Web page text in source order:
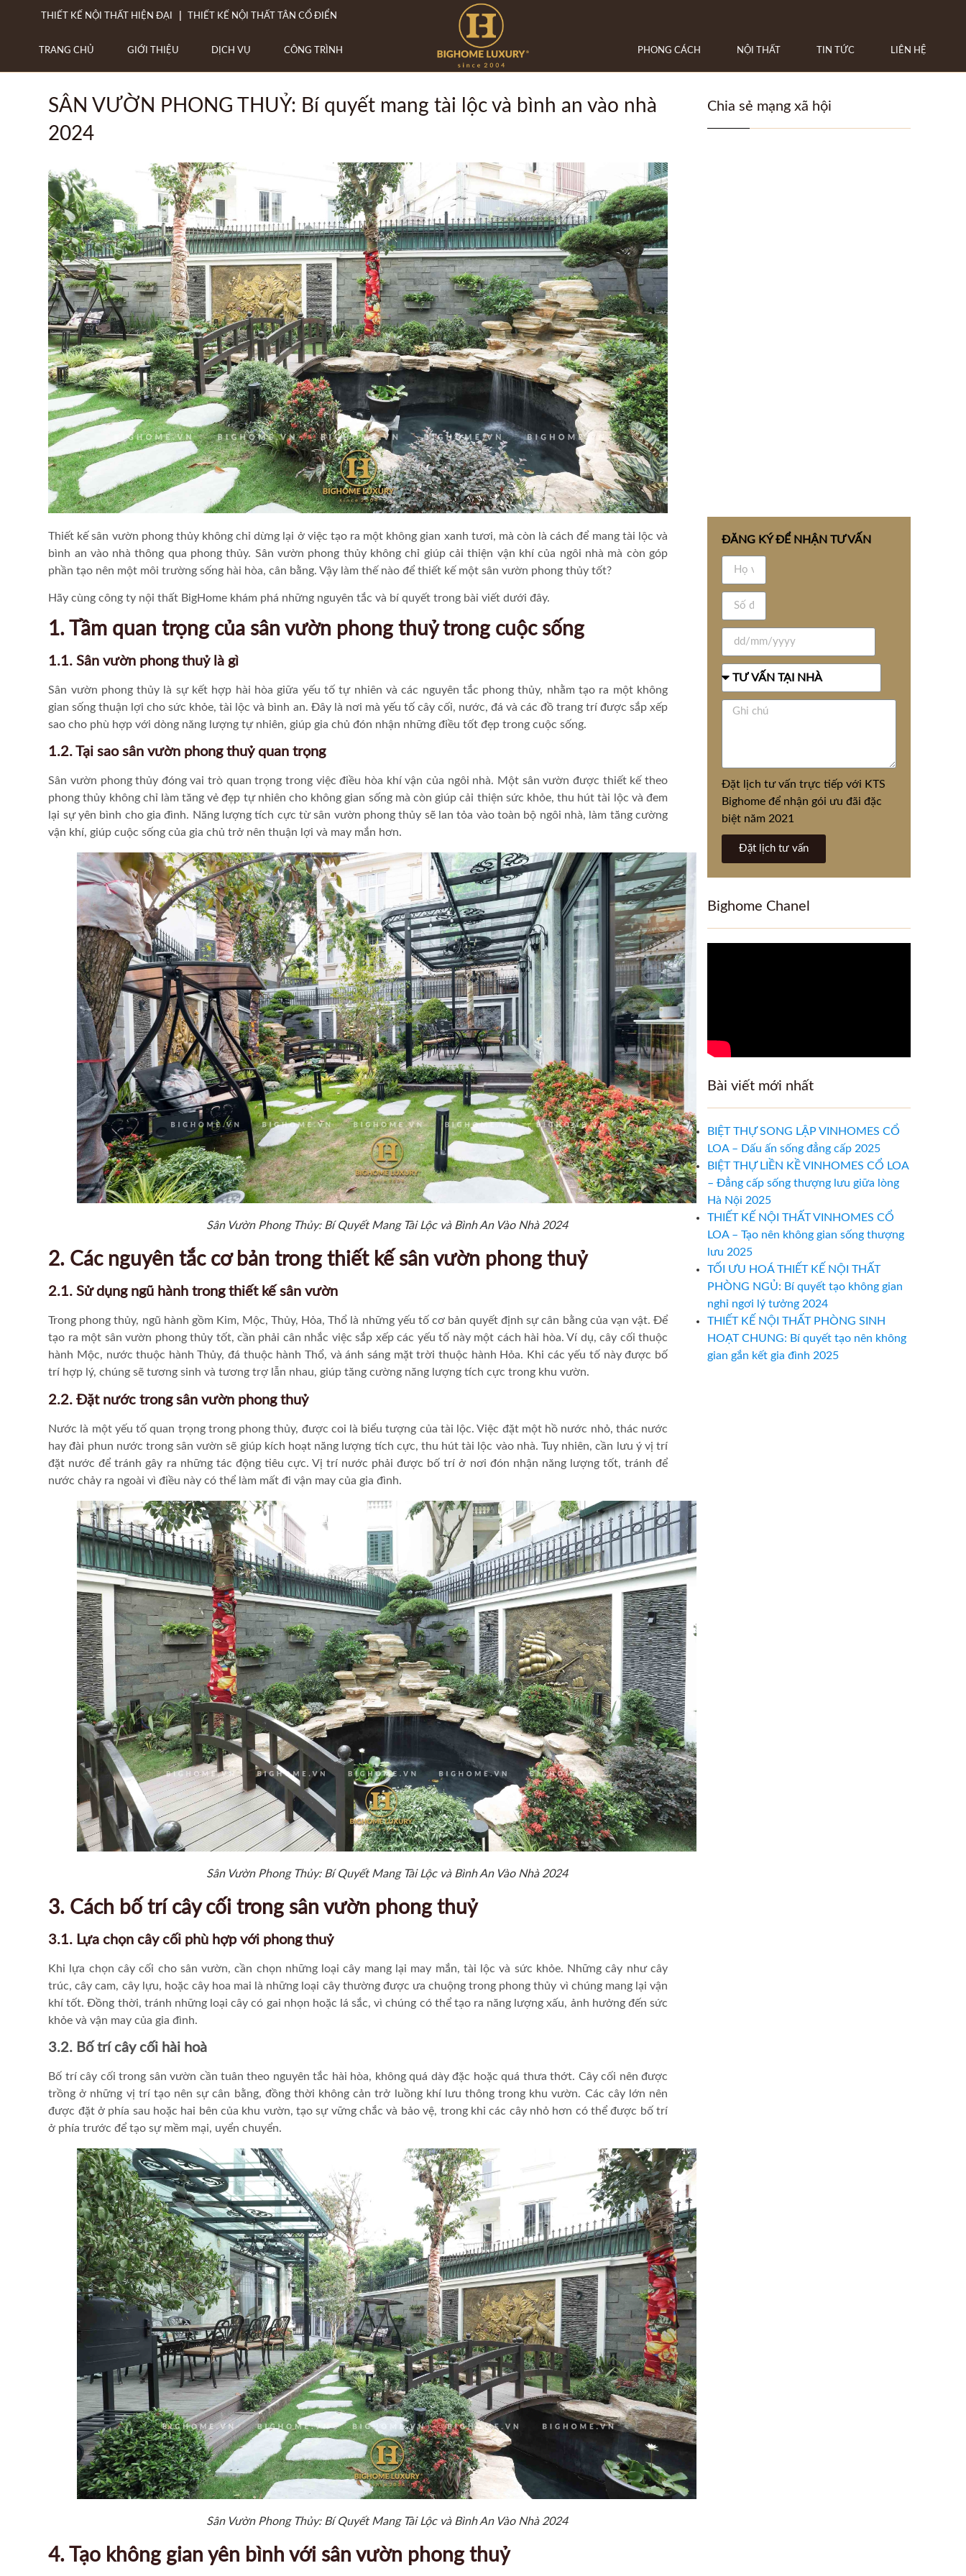
THIẾT KẾ NỘI THẤT HIỆN ĐẠI THIẾT KẾ NỘI THẤT TÂN CỔ ĐIỂN
TRANG CHỦ GIỚI THIỆU DỊCH VỤ CÔNG TRÌNH PHONG CÁCH NỘI THẤT TIN TỨC LIÊN HỆ
SÂN VƯỜN PHONG THUỶ: Bí quyết mang tài lộc và bình an vào nhà
2024
Thiết kế sân vườn phong thủy không chỉ dừng lại ở việc tạo ra một không gian xanh tươi, mà còn là cách để mang tài lộc và
bình an vào nhà thông qua phong thủy. Sân vườn phong thủy không chỉ giúp cải thiện vận khí của ngôi nhà mà còn góp
phần tạo nên một môi trường sống hài hòa, cân bằng. Vậy làm thế nào để thiết kế một sân vườn phong thủy tốt?
Hãy cùng công ty nội thất BigHome khám phá những nguyên tắc và bí quyết trong bài viết dưới đây.
1. Tầm quan trọng của sân vườn phong thuỷ trong cuộc sống
1.1. Sân vườn phong thuỷ là gì
Sân vườn phong thủy là sự kết hợp hài hòa giữa yếu tố tự nhiên và các nguyên tắc phong thủy, nhằm tạo ra một không
gian sống thuận lợi cho sức khỏe, tài lộc và bình an. Đây là nơi mà yếu tố cây cối, nước, đá và các đồ trang trí được sắp xếp
sao cho phù hợp với dòng năng lượng tự nhiên, giúp gia chủ đón nhận những điều tốt đẹp trong cuộc sống.
1.2. Tại sao sân vườn phong thuỷ quan trọng
Sân vườn phong thủy đóng vai trò quan trọng trong việc điều hòa khí vận của ngôi nhà. Một sân vườn được thiết kế theo
phong thủy không chỉ làm tăng vẻ đẹp tự nhiên cho không gian sống mà còn giúp cải thiện sức khỏe, thu hút tài lộc và đem
lại sự yên bình cho gia đình. Năng lượng tích cực từ sân vườn phong thủy sẽ lan tỏa vào toàn bộ ngôi nhà, làm tăng cường
vận khí, giúp cuộc sống của gia chủ trở nên thuận lợi và may mắn hơn.
Sân Vườn Phong Thủy: Bí Quyết Mang Tài Lộc và Bình An Vào Nhà 2024
2. Các nguyên tắc cơ bản trong thiết kế sân vườn phong thuỷ
2.1. Sử dụng ngũ hành trong thiết kế sân vườn
Trong phong thủy, ngũ hành gồm Kim, Mộc, Thủy, Hỏa, Thổ là những yếu tố cơ bản quyết định sự cân bằng của vạn vật. Để
tạo ra một sân vườn phong thủy tốt, cần phải cân nhắc việc sắp xếp các yếu tố này một cách hài hòa. Ví dụ, cây cối thuộc
hành Mộc, nước thuộc hành Thủy, đá thuộc hành Thổ, và ánh sáng mặt trời thuộc hành Hỏa. Khi các yếu tố này được bố
trí hợp lý, chúng sẽ tương sinh và tương trợ lẫn nhau, giúp tăng cường năng lượng tích cực trong khu vườn.
2.2. Đặt nước trong sân vườn phong thuỷ
Nước là một yếu tố quan trọng trong phong thủy, được coi là biểu tượng của tài lộc. Việc đặt một hồ nước nhỏ, thác nước
hay đài phun nước trong sân vườn sẽ giúp kích hoạt năng lượng tích cực, thu hút tài lộc vào nhà. Tuy nhiên, cần lưu ý vị trí
đặt nước để tránh gây ra những tác động tiêu cực. Vị trí nước phải được bố trí ở nơi đón nhận năng lượng tốt, tránh để
nước chảy ra ngoài vì điều này có thể làm mất đi vận may của gia đình.
Sân Vườn Phong Thủy: Bí Quyết Mang Tài Lộc và Bình An Vào Nhà 2024
3. Cách bố trí cây cối trong sân vườn phong thuỷ
3.1. Lựa chọn cây cối phù hợp với phong thuỷ
Khi lựa chọn cây cối cho sân vườn, cần chọn những loại cây mang lại may mắn, tài lộc và sức khỏe. Những cây như cây
trúc, cây cam, cây lựu, hoặc cây hoa mai là những loại cây thường được ưa chuộng trong phong thủy vì chúng mang lại vận
khí tốt. Đồng thời, tránh những loại cây có gai nhọn hoặc lá sắc, vì chúng có thể tạo ra năng lượng xấu, ảnh hưởng đến sức
khỏe và vận may của gia đình.
3.2. Bố trí cây cối hài hoà
Bố trí cây cối trong sân vườn cần tuân theo nguyên tắc hài hòa, không quá dày đặc hoặc quá thưa thớt. Cây cối nên được
trồng ở những vị trí tạo nên sự cân bằng, đồng thời không cản trở luồng khí lưu thông trong khu vườn. Các cây lớn nên
được đặt ở phía sau hoặc hai bên của khu vườn, tạo sự vững chắc và bảo vệ, trong khi các cây nhỏ hơn có thể được bố trí
ở phía trước để tạo sự mềm mại, uyển chuyển.
Sân Vườn Phong Thủy: Bí Quyết Mang Tài Lộc và Bình An Vào Nhà 2024
4. Tạo không gian yên bình với sân vườn phong thuỷ
Chia sẻ mạng xã hội
ĐĂNG KÝ ĐỂ NHẬN TƯ VẤN
Đặt lịch tư vấn trực tiếp với KTS
Bighome để nhận gói ưu đãi đặc
biệt năm 2021
Đặt lịch tư vấn
Bighome Chanel
Bài viết mới nhất
BIỆT THỰ SONG LẬP VINHOMES CỔ
LOA – Dấu ấn sống đẳng cấp 2025
BIỆT THỰ LIỀN KỀ VINHOMES CỔ LOA
– Đẳng cấp sống thượng lưu giữa lòng
Hà Nội 2025
THIẾT KẾ NỘI THẤT VINHOMES CỔ
LOA – Tạo nên không gian sống thượng
lưu 2025
TỐI ƯU HOÁ THIẾT KẾ NỘI THẤT
PHÒNG NGỦ: Bí quyết tạo không gian
nghỉ ngơi lý tưởng 2024
THIẾT KẾ NỘI THẤT PHÒNG SINH
HOẠT CHUNG: Bí quyết tạo nên không
gian gắn kết gia đình 2025